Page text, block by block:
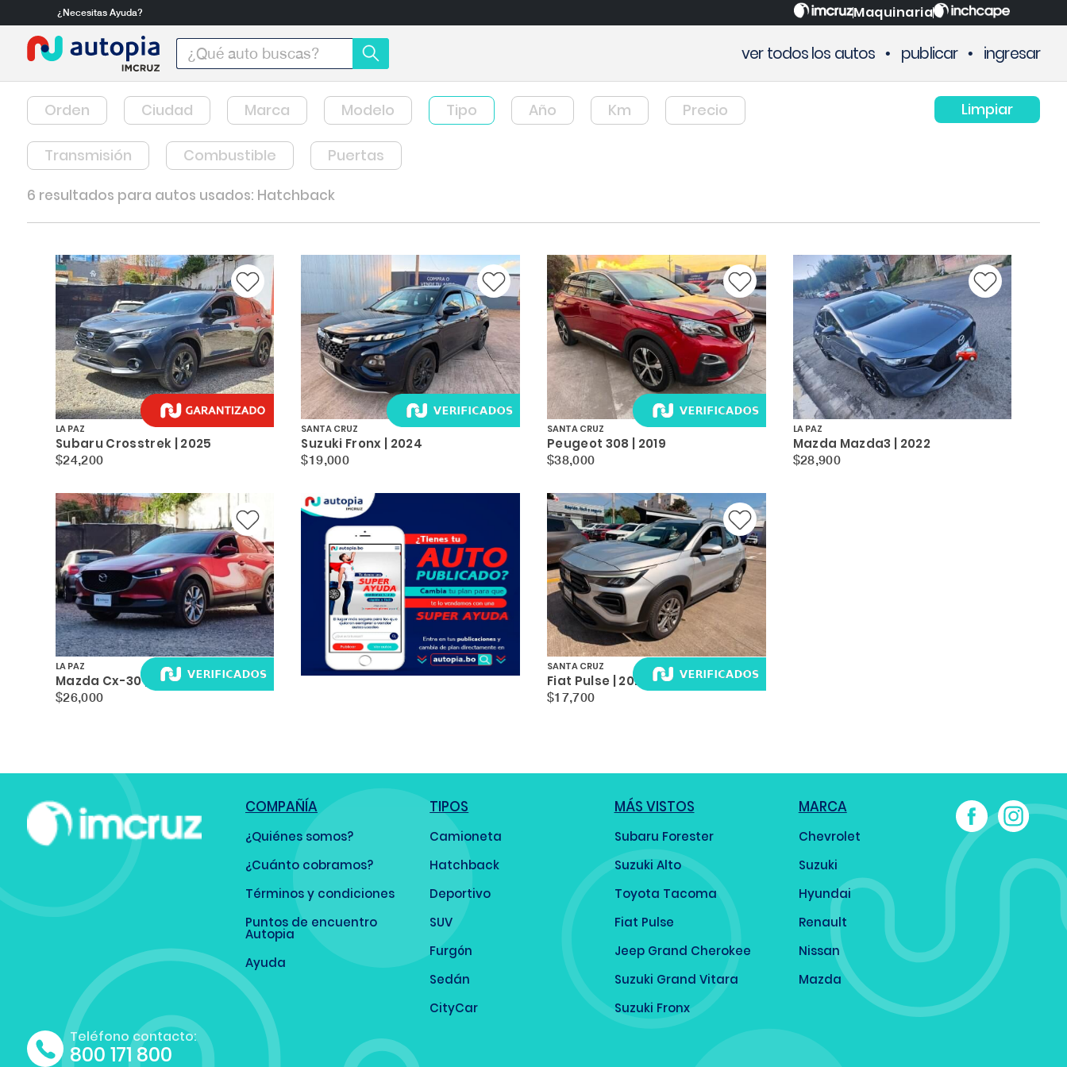
¿Necesitas Ayuda? Maquinaria
ver todos los autos • publicar • ingresar
Orden Ciudad Marca Modelo Tipo Año Km Precio
Transmisión Combustible Puertas
Limpiar
6 resultados para autos usados: Hatchback
LA PAZ
Subaru Crosstrek | 2025
$24,200
SANTA CRUZ
Suzuki Fronx | 2024
$19,000
SANTA CRUZ
Peugeot 308 | 2019
$38,000
LA PAZ
Mazda Mazda3 | 2022
$28,900
LA PAZ
Mazda Cx-30 | 2025
$26,000
SANTA CRUZ
Fiat Pulse | 2023
$17,700
COMPAÑÍA
¿Quiénes somos?
¿Cuánto cobramos?
Términos y condiciones
Puntos de encuentro
Autopia
Ayuda
TIPOS
Camioneta
Hatchback
Deportivo
SUV
Furgón
Sedán
CityCar
MÁS VISTOS
Subaru Forester
Suzuki Alto
Toyota Tacoma
Fiat Pulse
Jeep Grand Cherokee
Suzuki Grand Vitara
Suzuki Fronx
MARCA
Chevrolet
Suzuki
Hyundai
Renault
Nissan
Mazda
Teléfono contacto:
800 171 800